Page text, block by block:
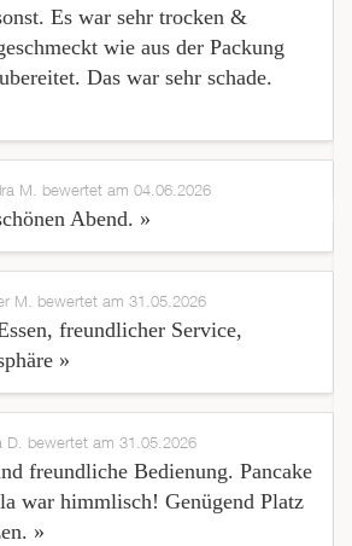
Es war sehr trocken &
wie aus der Packung
Das war sehr schade.
M. bewertet am 04.06.2026
Abend. »
M. bewertet am 31.05.2026
freundlicher Service,
»
D. bewertet am 31.05.2026
freundliche Bedienung. Pancake
war himmlisch! Genügend Platz
»